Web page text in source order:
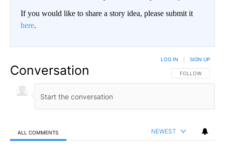
If you would like to share a story idea, please submit it
here.
Conversation FOLLOW THIS
FOLLOW
LOG IN SIGN UP
ALL COMMENTS NEWEST